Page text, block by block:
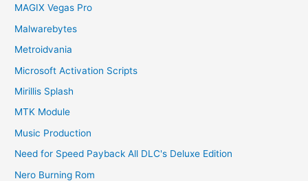
MAGIX Vegas Pro
Malwarebytes
Metroidvania
Microsoft Activation Scripts
Mirillis Splash
MTK Module
Music Production
Need for Speed Payback All DLC's Deluxe Edition
Nero Burning Rom